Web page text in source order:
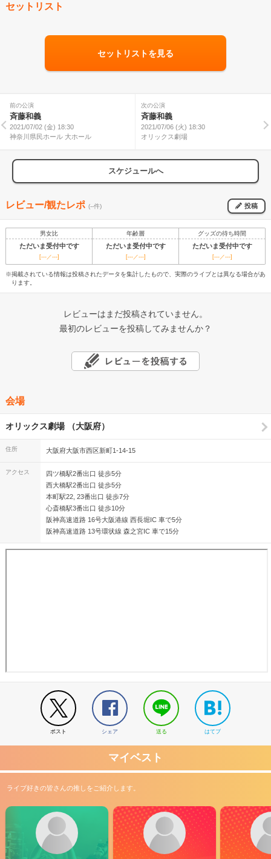
セットリスト
セットリストを見る
前の公演
斉藤和義
2021/07/02 (金) 18:30
神奈川県民ホール 大ホール
次の公演
斉藤和義
2021/07/06 (火) 18:30
オリックス劇場
スケジュールへ
レビュー/観たレポ (--件) 投稿
男女比 年齢層 グッズの待ち時間
ただいま受付中です ただいま受付中です ただいま受付中です
[---／---] [---／---] [---／---]
※掲載されている情報は投稿されたデータを集計したもので、実際のライブとは異なる場合があ
ります。
レビューはまだ投稿されていません。
最初のレビューを投稿してみませんか？
会場
オリックス劇場 （大阪府）
住所 大阪府大阪市西区新町1-14-15
アクセス
四ツ橋駅2番出口 徒歩5分
西大橋駅2番出口 徒歩5分
本町駅22, 23番出口 徒歩7分
心斎橋駅3番出口 徒歩10分
阪神高速道路 16号大阪港線 西長堀IC 車で5分
阪神高速道路 13号環状線 森之宮IC 車で15分
ポスト シェア 送る はてブ
マイベスト
ライブ好きの皆さんの推しをご紹介します。